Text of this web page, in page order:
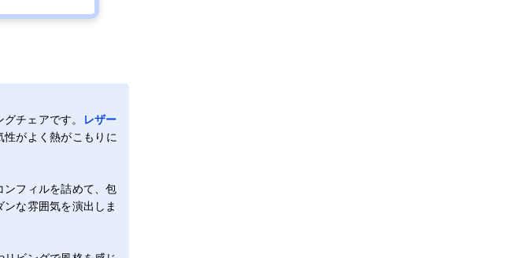
チェアです。
レザー
がよく熱がこもりに
ンフィルを詰めて、包
な雰囲気を演出しま